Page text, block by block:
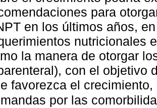
para
en los últimos años,
nutricionales
la manera de otorgar
con el objetivo
favorezca el
por las